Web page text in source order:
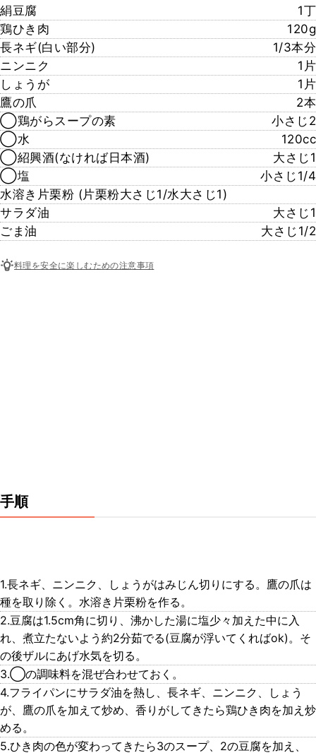
絹豆腐
1丁
鶏ひき肉
120g
長ネギ(白い部分)
1/3本分
ニンニク
1片
しょうが
1片
鷹の爪
2本
◯鶏がらスープの素
小さじ2
◯水
120cc
◯紹興酒(なければ日本酒)
大さじ1
◯塩
小さじ1/4
水溶き片栗粉 (片栗粉大さじ1/水大さじ1)
サラダ油
大さじ1
ごま油
大さじ1/2
料理を安全に楽しむための注意事項
手順
1.長ネギ、ニンニク、しょうがはみじん切りにする。鷹の爪は
種を取り除く。水溶き片栗粉を作る。
2.豆腐は1.5cm角に切り、沸かした湯に塩少々加えた中に入
れ、煮立たないよう約2分茹でる(豆腐が浮いてくればok)。そ
の後ザルにあげ水気を切る。
3.◯の調味料を混ぜ合わせておく。
4.フライパンにサラダ油を熱し、長ネギ、ニンニク、しょう
が、鷹の爪を加えて炒め、香りがしてきたら鶏ひき肉を加え炒
める。
5.ひき肉の色が変わってきたら3のスープ、2の豆腐を加え、